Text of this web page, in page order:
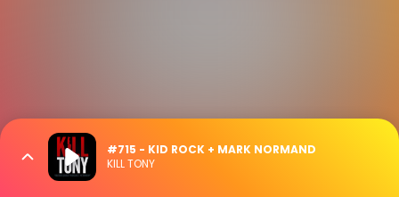
#715 - KID ROCK + MARK NORMAND
KILL TONY